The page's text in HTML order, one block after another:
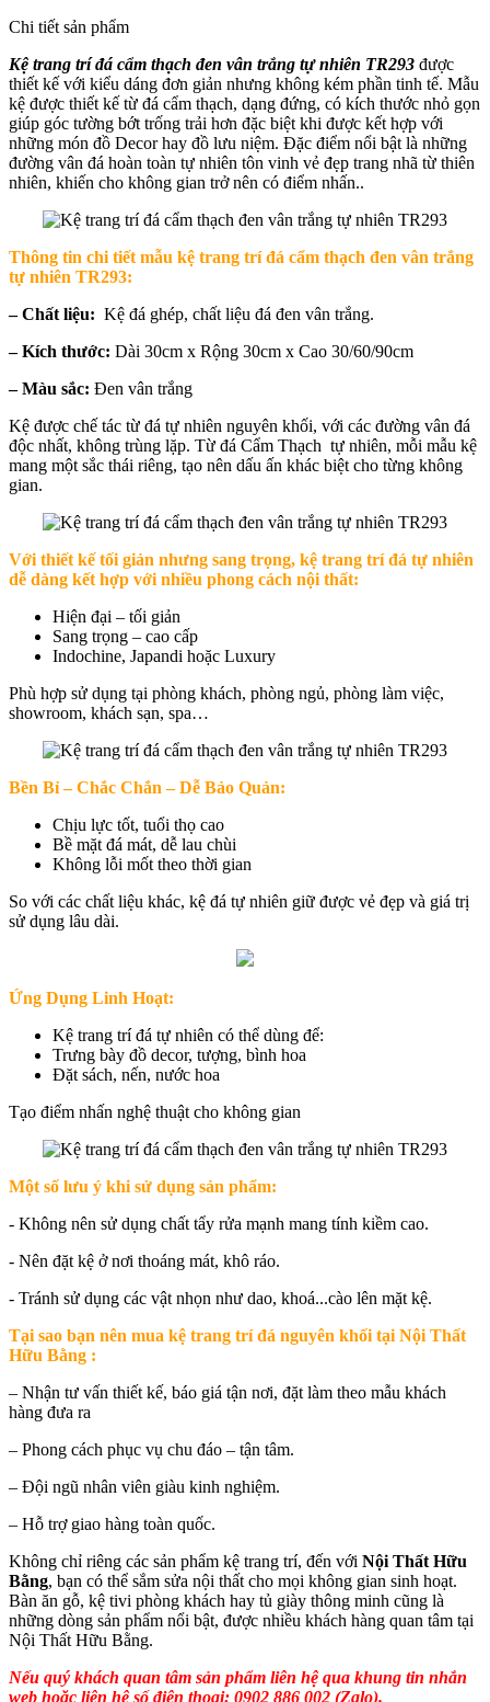
Chi tiết sản phẩm
Kệ trang trí đá cẩm thạch đen vân trắng tự nhiên TR293 được
thiết kế với kiểu dáng đơn giản nhưng không kém phần tinh tế. Mẫu
kệ được thiết kế từ đá cẩm thạch, dạng đứng, có kích thước nhỏ gọn
giúp góc tường bớt trống trải hơn đặc biệt khi được kết hợp với
những món đồ Decor hay đồ lưu niệm. Đặc điểm nổi bật là những
đường vân đá hoàn toàn tự nhiên tôn vinh vẻ đẹp trang nhã từ thiên
nhiên, khiến cho không gian trở nên có điểm nhấn..
Thông tin chi tiết mẫu kệ trang trí đá cẩm thạch đen vân trắng
tự nhiên TR293:
– Chất liệu: Kệ đá ghép, chất liệu đá đen vân trắng.
– Kích thước: Dài 30cm x Rộng 30cm x Cao 30/60/90cm
– Màu sắc: Đen vân trắng
Kệ được chế tác từ đá tự nhiên nguyên khối, với các đường vân đá
độc nhất, không trùng lặp. Từ đá Cẩm Thạch tự nhiên, mỗi mẫu kệ
mang một sắc thái riêng, tạo nên dấu ấn khác biệt cho từng không
gian.
Với thiết kế tối giản nhưng sang trọng, kệ trang trí đá tự nhiên
dễ dàng kết hợp với nhiều phong cách nội thất:
Hiện đại – tối giản
Sang trọng – cao cấp
Indochine, Japandi hoặc Luxury
Phù hợp sử dụng tại phòng khách, phòng ngủ, phòng làm việc,
showroom, khách sạn, spa…
Bền Bỉ – Chắc Chắn – Dễ Bảo Quản:
Chịu lực tốt, tuổi thọ cao
Bề mặt đá mát, dễ lau chùi
Không lỗi mốt theo thời gian
So với các chất liệu khác, kệ đá tự nhiên giữ được vẻ đẹp và giá trị
sử dụng lâu dài.
Ứng Dụng Linh Hoạt:
Kệ trang trí đá tự nhiên có thể dùng để:
Trưng bày đồ decor, tượng, bình hoa
Đặt sách, nến, nước hoa
Tạo điểm nhấn nghệ thuật cho không gian
Một số lưu ý khi sử dụng sản phẩm:
- Không nên sử dụng chất tẩy rửa mạnh mang tính kiềm cao.
- Nên đặt kệ ở nơi thoáng mát, khô ráo.
- Tránh sử dụng các vật nhọn như dao, khoá...cào lên mặt kệ.
Tại sao bạn nên mua kệ trang trí đá nguyên khối tại Nội Thất
Hữu Bằng :
– Nhận tư vấn thiết kế, báo giá tận nơi, đặt làm theo mẫu khách
hàng đưa ra
– Phong cách phục vụ chu đáo – tận tâm.
– Đội ngũ nhân viên giàu kinh nghiệm.
– Hỗ trợ giao hàng toàn quốc.
Không chỉ riêng các sản phẩm kệ trang trí, đến với Nội Thất Hữu
Bằng, bạn có thể sắm sửa nội thất cho mọi không gian sinh hoạt.
Bàn ăn gỗ, kệ tivi phòng khách hay tủ giày thông minh cũng là
những dòng sản phẩm nổi bật, được nhiều khách hàng quan tâm tại
Nội Thất Hữu Bằng.
Nếu quý khách quan tâm sản phẩm liên hệ qua khung tin nhắn
web hoặc liên hệ số điện thoại: 0902 886 002 (Zalo).